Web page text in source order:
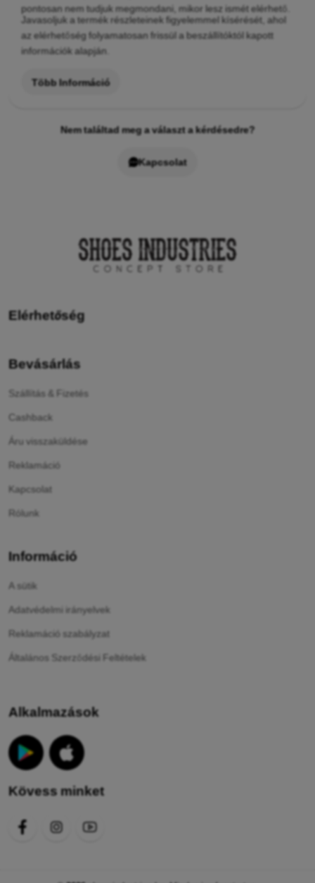
pontosan nem tudjuk megmondani, mikor lesz ismét elérhető.
Javasoljuk a termék részleteinek figyelemmel kísérését, ahol
az elérhetőség folyamatosan frissül a beszállítóktól kapott
információk alapján.
Több Információ
Nem találtad meg a választ a kérdésedre?
Kapcsolat
Elérhetőség
Bevásárlás
Szállítás & Fizetés
Cashback
Áru visszaküldése
Reklamáció
Kapcsolat
Rólunk
Információ
A sütik
Adatvédelmi irányelvek
Reklamáció szabályzat
Általános Szerződési Feltételek
Alkalmazások
Kövess minket